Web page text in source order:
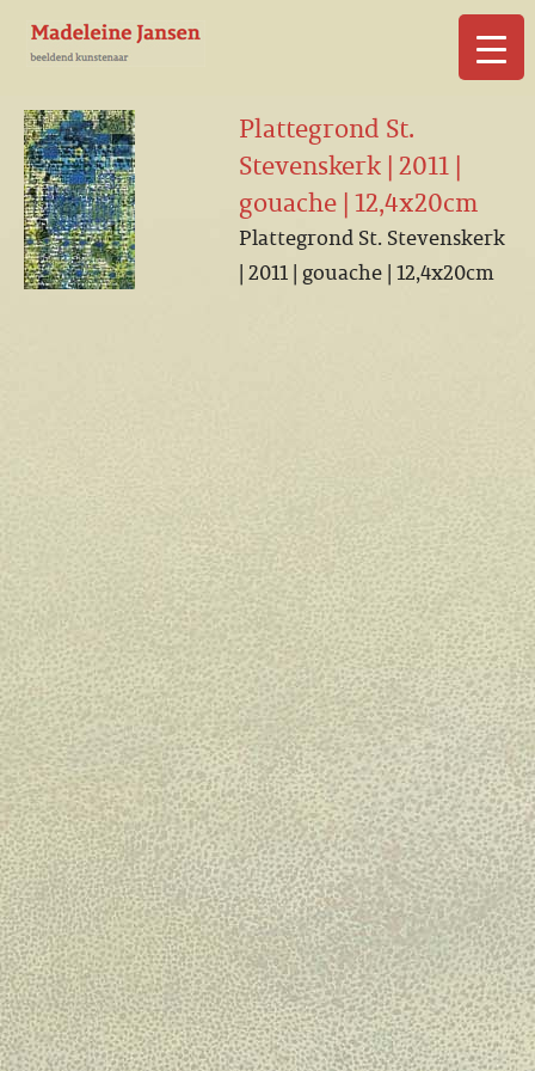
Plattegrond St.
Stevenskerk | 2011 |
gouache | 12,4x20cm
Plattegrond St. Stevenskerk
| 2011 | gouache | 12,4x20cm
▼